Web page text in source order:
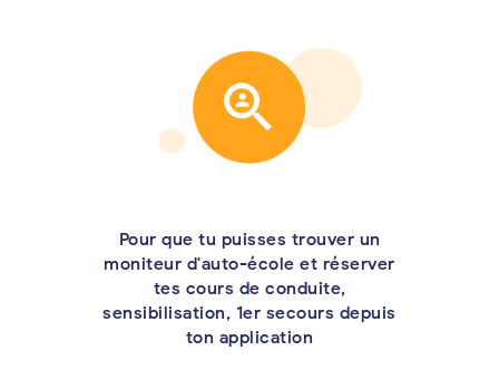
Pour que tu puisses trouver un
moniteur d'auto-école et réserver
tes cours de conduite,
sensibilisation, 1er secours depuis
ton application